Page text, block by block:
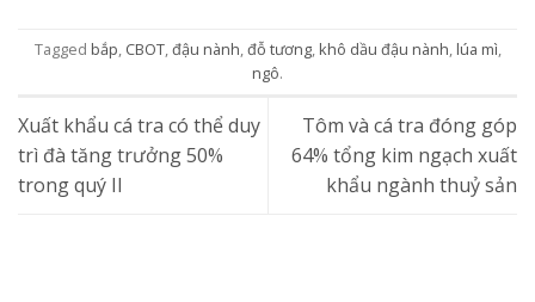
Tagged bắp, CBOT,đậu nành,đỗ tương, khô dầu đậu nành, lúa mì,
ngô.
Xuất khẩu cá tra có thể duy
trì đà tăng trưởng 50%
trong quý II
Tôm và cá tra đóng góp
64% tổng kim ngạch xuất
khẩu ngành thuỷ sản